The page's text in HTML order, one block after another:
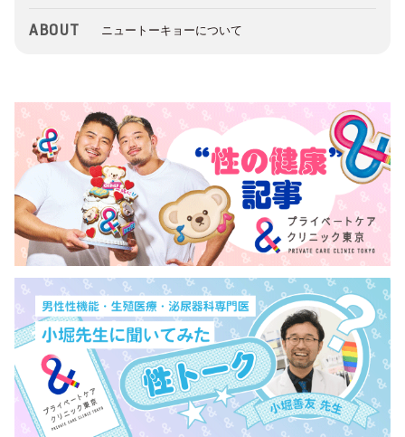
ABOUT ニュートーキョーについて